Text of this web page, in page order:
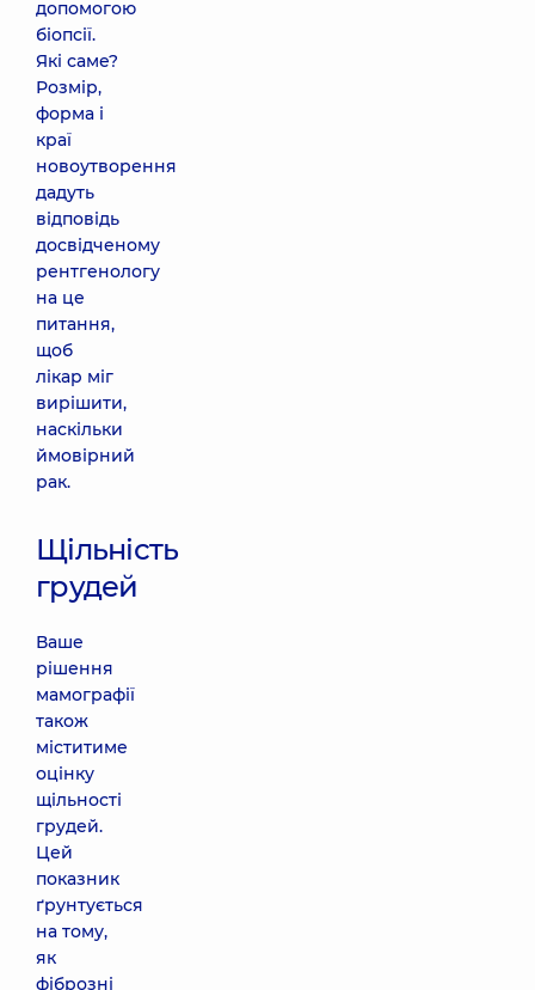
допомогою
біопсії.
Які саме?
Розмір,
форма і
краї
новоутворення
дадуть
відповідь
досвідченому
рентгенологу
на це
питання,
щоб
лікар міг
вирішити,
наскільки
ймовірний
рак.
Щільність
грудей
Ваше
рішення
мамографії
також
міститиме
оцінку
щільності
грудей.
Цей
показник
ґрунтується
на тому,
як
фіброзні